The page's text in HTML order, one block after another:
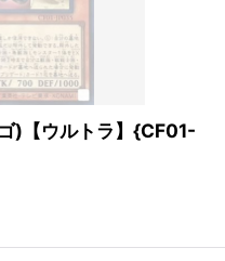
)【ウルトラ】{CF01-